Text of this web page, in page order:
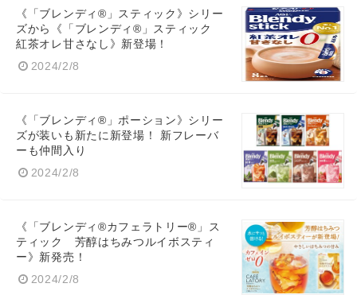
《「ブレンディ®」スティック》シリー
ズから《「ブレンディ®」スティック
紅茶オレ甘さなし》新登場！
2024/2/8
《「ブレンディ®」ポーション》シリー
ズが装いも新たに新登場！ 新フレーバ
ーも仲間入り
2024/2/8
《「ブレンディ®カフェラトリー®」ス
ティック 芳醇はちみつルイボスティ
ー》新発売！
2024/2/8